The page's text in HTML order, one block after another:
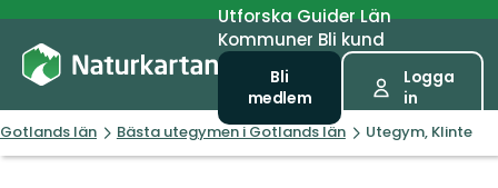
UtforskaGuiderLän
Kommuner Bli kund
Bli
medlem
Logga
in
Gotlands län Bästa utegymen i Gotlands län Utegym, Klinte